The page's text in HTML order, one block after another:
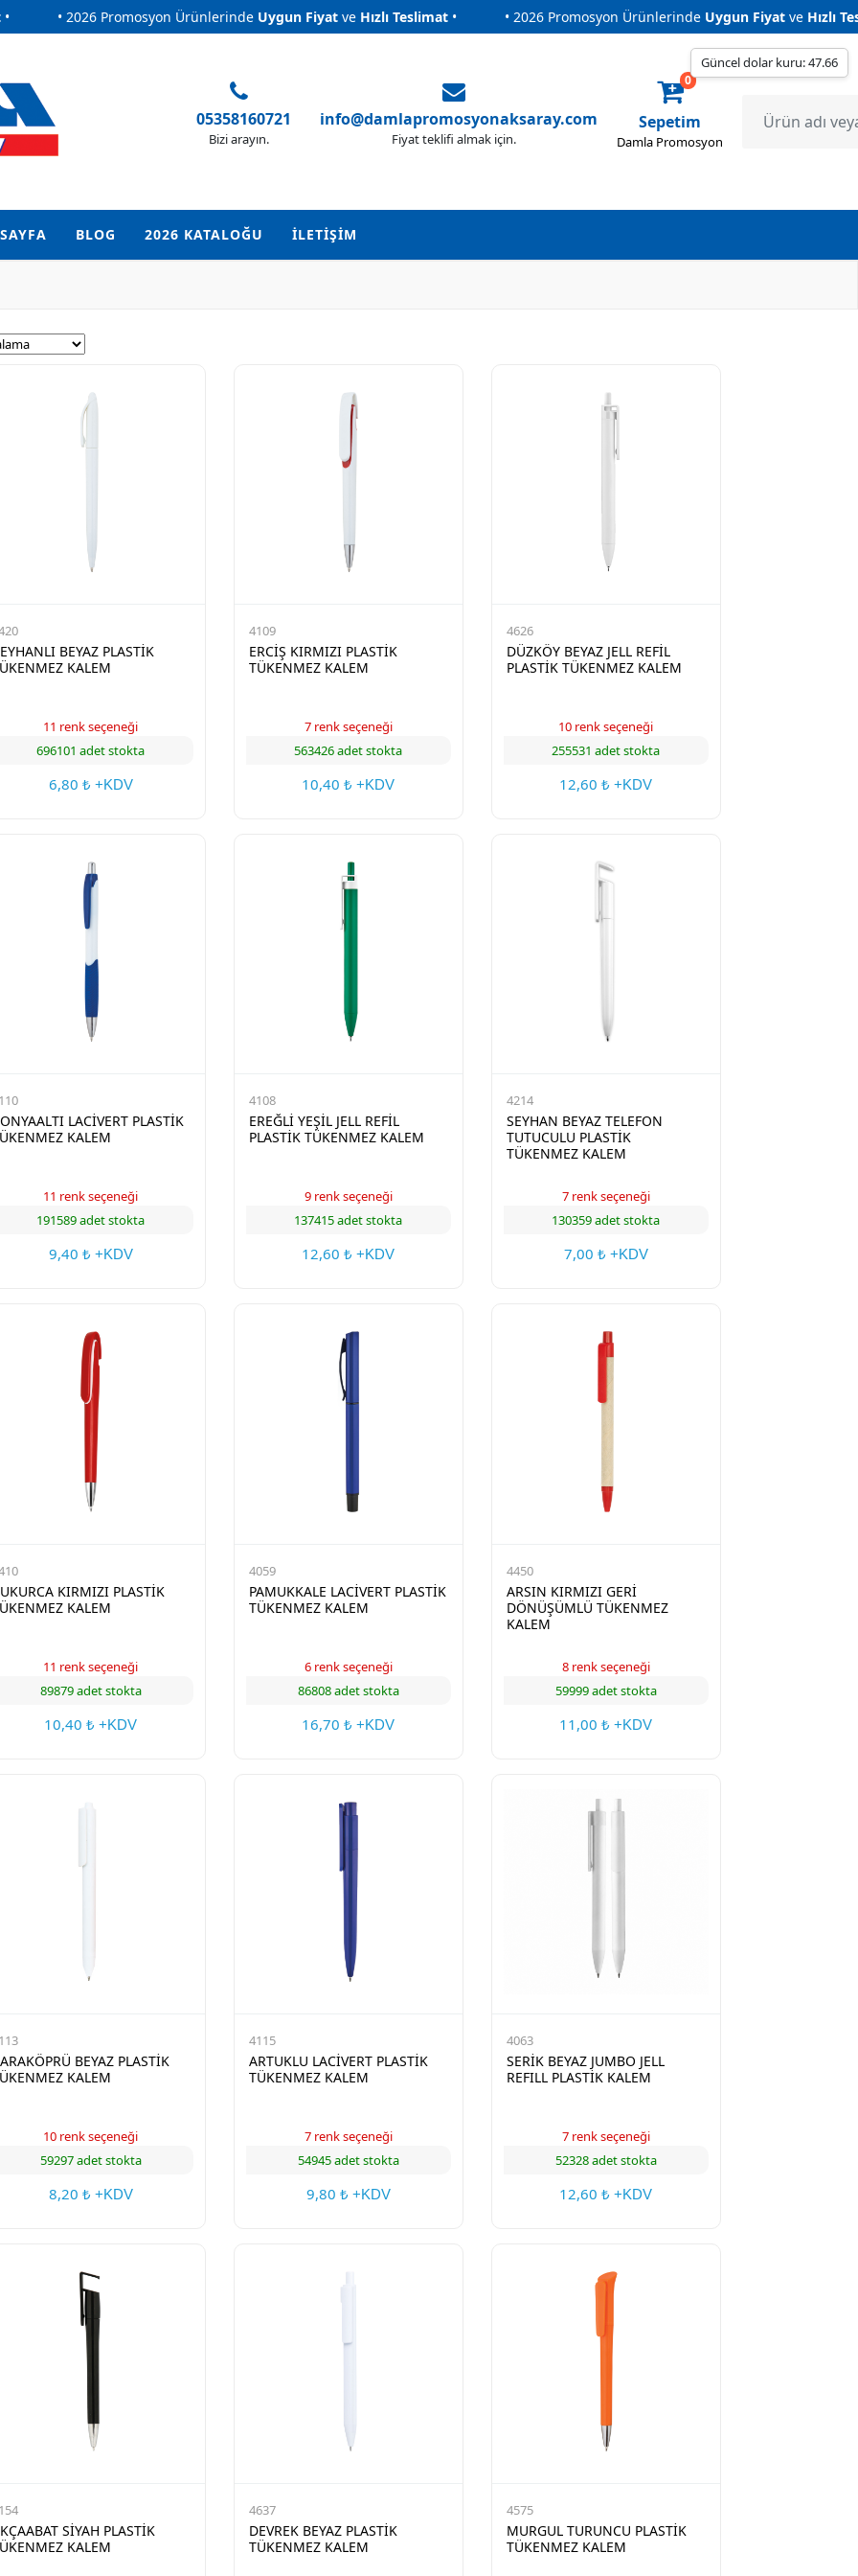
Güncel dolar kuru: 47.66
• 2026 Promosyon ÜrünlerindeUygun FiyatveHızlı Teslimat• • 2026 Promosyon ÜrünlerindeUygun FiyatveHızlı Teslimat•
Uygun FiyatveHızlı Teslimat•
05358160721
Bizi arayın.
info@damlapromosyonaksaray.com
Fiyat teklifi almak için.
Sepetim
0
Damla Promosyon
BLOG 2026 KATALOĞU İLETİŞİM
BEYAZ PLASTİK
KALEM
11 renk seçeneği
696101 adet stokta
6,80 ₺ +KDV
4109
ERCİŞ KIRMIZI PLASTİK
TÜKENMEZ KALEM
7 renk seçeneği
563426 adet stokta
10,40₺ +KDV
4626
DÜZKÖY BEYAZ JELL REFİL
PLASTİK TÜKENMEZ KALEM
10 renk seçeneği
255531 adet stokta
12,60₺ +KDV
LACİVERT PLASTİK
KALEM
11 renk seçeneği
191589 adet stokta
9,40 ₺ +KDV
4108
EREĞLİ YEŞİL JELL REFİL
PLASTİK TÜKENMEZ KALEM
9 renk seçeneği
137415 adet stokta
12,60₺ +KDV
4214
SEYHAN BEYAZ TELEFON
TUTUCULU PLASTİK
TÜKENMEZ KALEM
7 renk seçeneği
130359 adet stokta
7,00 ₺ +KDV
KIRMIZI PLASTİK
KALEM
11 renk seçeneği
89879 adet stokta
10,40₺ +KDV
4059
PAMUKKALE LACİVERT PLASTİK
TÜKENMEZ KALEM
6 renk seçeneği
86808 adet stokta
16,70₺ +KDV
4450
ARSIN KIRMIZI GERİ
DÖNÜŞÜMLÜ TÜKENMEZ
KALEM
8 renk seçeneği
59999 adet stokta
11,00₺ +KDV
BEYAZ PLASTİK
KALEM
10 renk seçeneği
59297 adet stokta
8,20 ₺ +KDV
4115
ARTUKLU LACİVERT PLASTİK
TÜKENMEZ KALEM
7 renk seçeneği
54945 adet stokta
9,80 ₺ +KDV
4063
SERİK BEYAZ JUMBO JELL
REFILL PLASTİK KALEM
7 renk seçeneği
52328 adet stokta
12,60₺ +KDV
SİYAH PLASTİK
KALEM
4637
DEVREK BEYAZ PLASTİK
TÜKENMEZ KALEM
4575
MURGUL TURUNCU PLASTİK
TÜKENMEZ KALEM